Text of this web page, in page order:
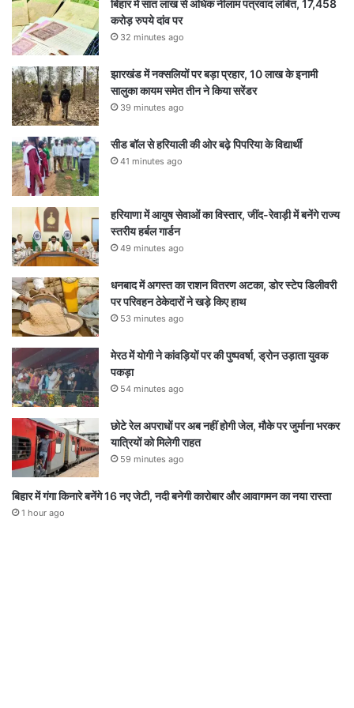
बिहार में सात लाख से अधिक नीलाम पत्रवाद लंबित, 17,458
करोड़ रुपये दांव पर
32 minutes ago
झारखंड में नक्सलियों पर बड़ा प्रहार, 10 लाख के इनामी
सालुका कायम समेत तीन ने किया सरेंडर
39 minutes ago
सीड बॉल से हरियाली की ओर बढ़े पिपरिया के विद्यार्थी
41 minutes ago
हरियाणा में आयुष सेवाओं का विस्तार, जींद-रेवाड़ी में बनेंगे राज्य
स्तरीय हर्बल गार्डन
49 minutes ago
धनबाद में अगस्त का राशन वितरण अटका, डोर स्टेप डिलीवरी
पर परिवहन ठेकेदारों ने खड़े किए हाथ
53 minutes ago
मेरठ में योगी ने कांवड़ियों पर की पुष्पवर्षा, ड्रोन उड़ाता युवक
पकड़ा
54 minutes ago
छोटे रेल अपराधों पर अब नहीं होगी जेल, मौके पर जुर्माना भरकर
यात्रियों को मिलेगी राहत
59 minutes ago
बिहार में गंगा किनारे बनेंगे 16 नए जेटी, नदी बनेगी कारोबार और आवागमन का नया रास्ता
1 hour ago